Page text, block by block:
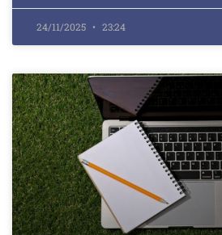
24/11/2025 23:24